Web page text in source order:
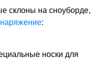
склоны на сноуборде,
:
носки для